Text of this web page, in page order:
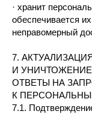
· хранит
обеспечивается
неправомерный
7.
И
ОТВЕТЫ НА
К
7.1.